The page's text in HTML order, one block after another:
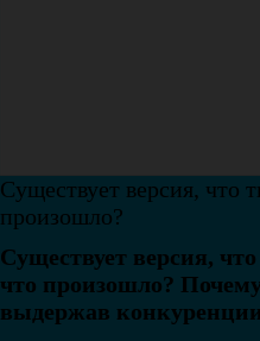
Существует версия, что
произошло?
Существует версия,
что произошло?
выдержав